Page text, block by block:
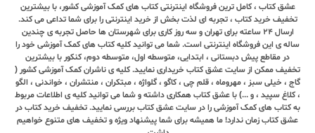
عشق کتاب ، کامل ترین فروشگاه اینترنتی کتاب های کمک آموزشی کشور، با بیشترین
تخفیف خرید کتاب ، تجربه ای لذت بخش از خرید اینترنتی را برای شما تداعی می کند.
ارسال ٢٤ ساعته برای تهران و سه روز کاری برای شهرستان ها حاصل تجربه ی چندین
ساله ی این فروشگاه اینترنتی است. شما می توانید کلیه کتاب های کمک آموزشی خود را
در مقاطع پیش دبستانی ، ابتدایی، متوسطه اول، متوسطه دوم، کنکور با بیشترین
تخفیف ممکن از سایت عشق کتاب خریداری نمایید. کلیه ی ناشران کمک آموزشی کشور (
گاج ، خیلی سبز ، مهروماه ، قلم چی ، کاگو ، گلواژه ، مبتکران ، منتشران ، خواندنی ، الگو
، کلاغ سپید ، و ...) با عشق کتاب همکاری داشته و شما می توانید کلیه ی اطلاعات مربوط
به کتاب های کمک آموزشی را در سایت عشق کتاب بررسی نمایید. تخفیف خرید کتاب در
عشق کتاب زمان ندارد! ما همیشه برای شما پیشنهاد ویژه و تخفیف های متنوع خواهیم